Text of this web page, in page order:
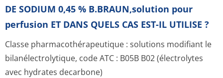
DE SODIUM 0,45 % B.BRAUN,solution pour
perfusion ET DANS QUELS CAS EST-IL UTILISE ?
Classe pharmacothéra­peutique : solutions modifiant le
bilanélectroly­tique, code ATC : B05B B02 (électrolytes
avec hydrates decarbone)